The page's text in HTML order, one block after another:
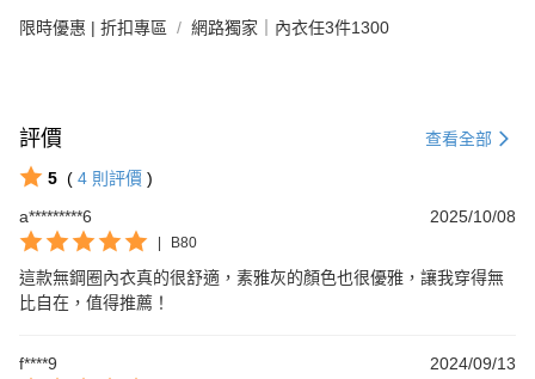
限時優惠 | 折扣專區 網路獨家｜內衣任3件1300
評價 查看全部
5 ( 4 則評價 )
a*********6
2025/10/08
B80
這款無鋼圈內衣真的很舒適，素雅灰的顏色也很優雅，讓我穿得無
比自在，值得推薦！
f****9 2024/09/13